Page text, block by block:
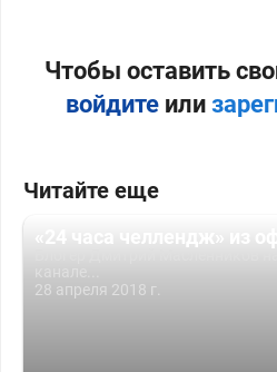
Чтобы оставить
войдитеили
Читайте еще
28 апреля 2018 г.